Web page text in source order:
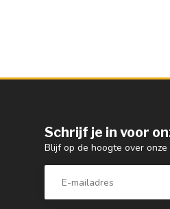
Schrijf je in voor
Blijf op de hoogte over